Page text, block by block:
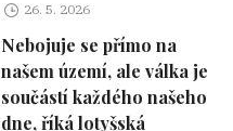
26. 5. 2026
Nebojuje se přímo na
našem území, ale válka je
součástí každého našeho
dne, říká lotyšská